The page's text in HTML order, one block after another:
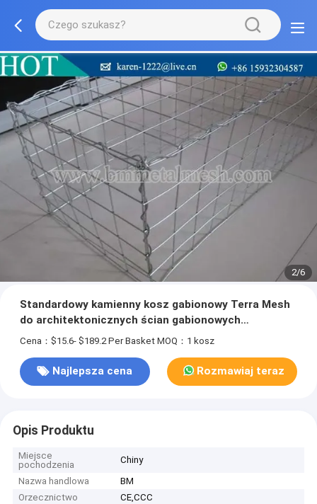
2/6
Standardowy kamienny kosz gabionowy Terra Mesh
do architektonicznych ścian gabionowych
dekoracyjnych
Cena：$15.6- $189.2 Per Basket MOQ：1 kosz
Najlepsza cena Rozmawiaj teraz
Opis Produktu
Miejsce
pochodzenia
Chiny
Nazwa handlowa
BM
Orzecznictwo
CE,CCC